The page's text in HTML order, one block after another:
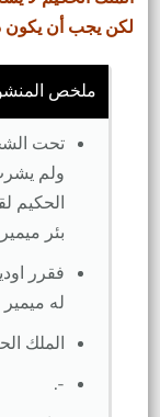
لكن يجب أن يكون
ملخص
تحت
ولم
الحكيم
بئر
فقرر
له
الملك
-.